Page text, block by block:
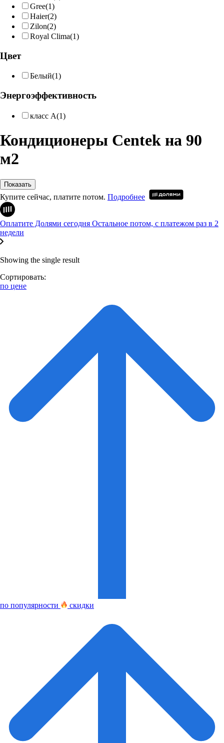
Gree(1)
Haier(2)
Zilon(2)
Royal Clima(1)
Цвет
Белый(1)
Энергоэффективность
класс A(1)
Кондиционеры Centek на 90
м2
Показать
Купите сейчас, платите потом. Подробнее
Оплатите Долями сегодня Остальное потом, с платежом раз в 2
недели
Showing the single result
Сортировать:
по цене
по популярности скидки